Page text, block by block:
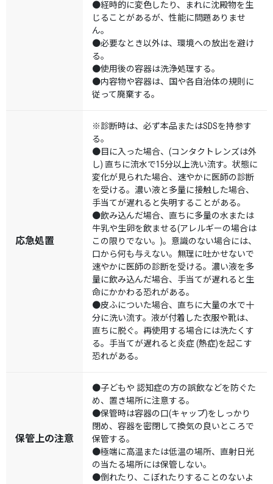
●経時的に変色したり、まれに沈殿物を生
じることがあるが、性能に問題ありませ
ん。
●必要なとき以外は、環境への放出を避け
る。
●使用後の容器は洗浄処理する。
●内容物や容器は、国や各自治体の規則に
従って廃棄する。
応急処置
※診断時は、必ず本品またはSDSを持参す
る。
●目に入った場合、(コンタクトレンズは外
し) 直ちに流水で15分以上洗い流す。状態に
変化が見られた場合、速やかに医師の診断
を受ける。濃い液と多量に接触した場合、
手当てが遅れると失明することがある。
●飲み込んだ場合、直ちに多量の水または
牛乳や生卵を飲ませる(アレルギーの場合は
この限りでない。)。意識のない場合には、
口から何も与えない。無理に吐かせないで
速やかに医師の診断を受ける。濃い液を多
量に飲み込んだ場合、手当てが遅れると生
命にかかわる恐れがある。
●皮ふについた場合、直ちに大量の水で十
分に洗い流す。液が付着した衣服や靴は、
直ちに脱ぐ。再使用する場合には洗たくす
る。手当てが遅れると炎症 (熱症)を起こす
恐れがある。
保管上の注意
●子どもや 認知症の方の誤飲などを防ぐた
め、置き場所に注意する。
●保管時は容器の口(キャップ)をしっかり
閉め、容器を密閉して換気の良いところで
保管する。
●極端に高温または低温の場所、直射日光
の当たる場所には保管しない。
●倒れたり、こぼれたりすることのないよ